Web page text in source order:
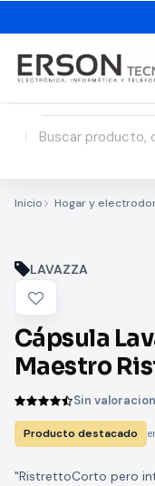
Inicio Hogar y
LAVAZZA
Cápsula
Maestro
cafeteras
Sin
Producto destacado
"RistrettoCorto pero